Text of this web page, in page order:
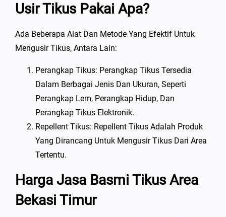
Usir Tikus Pakai Apa?
Ada Beberapa Alat Dan Metode Yang Efektif Untuk
Mengusir Tikus, Antara Lain:
Perangkap Tikus: Perangkap Tikus Tersedia
Dalam Berbagai Jenis Dan Ukuran, Seperti
Perangkap Lem, Perangkap Hidup, Dan
Perangkap Tikus Elektronik.
Repellent Tikus: Repellent Tikus Adalah Produk
Yang Dirancang Untuk Mengusir Tikus Dari Area
Tertentu.
Harga Jasa Basmi Tikus Area
Bekasi Timur